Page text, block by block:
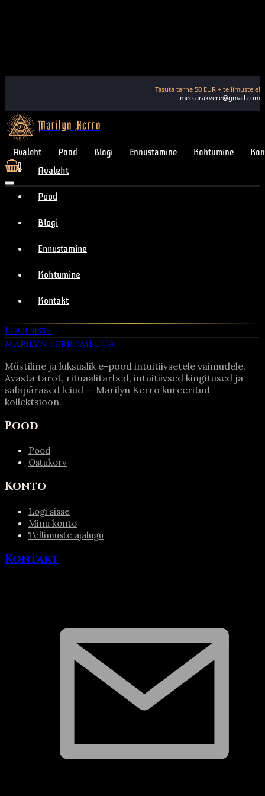
Tasuta tarne 50 EUR + tellimustele!
meccarakvere@gmail.com
Marilyn Kerro
Avaleht Pood Blogi Ennustamine Kohtumine
0 Avaleht
Pood
Blogi
Ennustamine
Kohtumine
Kontakt
Logi sisse
Marilyn KerroMECCA
Müstiline ja luksuslik e-pood intuitiivsetele vaimudele.
Avasta tarot, rituaalitarbed, intuitiivsed kingitused ja
salapärased leiud — Marilyn Kerro kureeritud
kollektsioon.
Pood
Pood
Ostukorv
Konto
Logi sisse
Minu konto
Tellimuste ajalugu
Kontakt